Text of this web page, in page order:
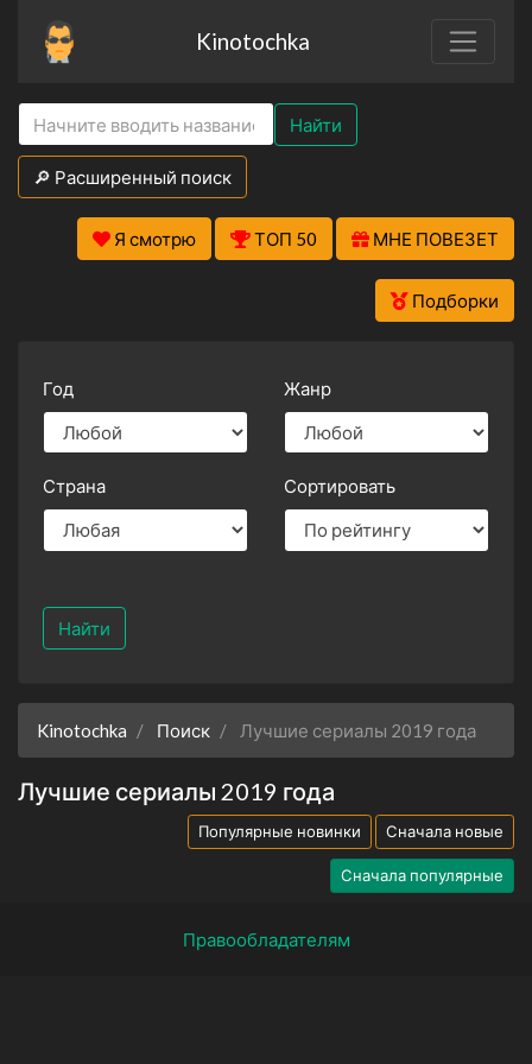
Kinotochka
Найти
🔎 Расширенный поиск
Я смотрю ТОП 50 МНЕ ПОВЕЗЕТ
Подборки
Год Жанр
Страна Сортировать
Найти
Kinotochka Поиск Лучшие сериалы 2019 года
Лучшие сериалы 2019 года
Популярные новинки Сначала новые
Сначала популярные
Правообладателям